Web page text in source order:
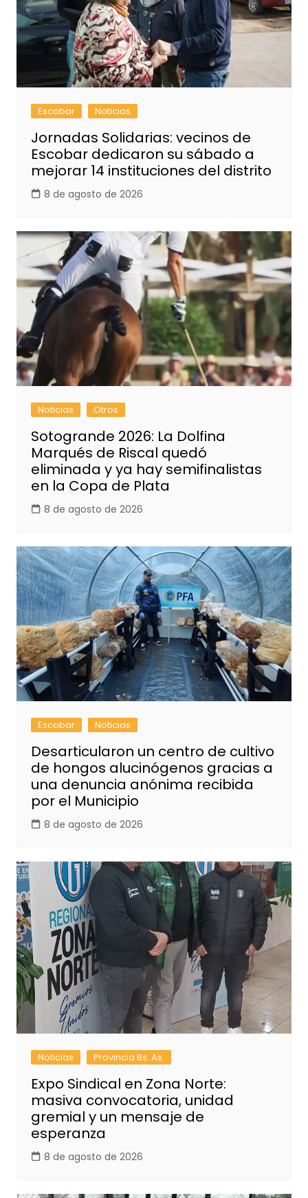
Escobar Noticias
Jornadas Solidarias: vecinos de
Escobar dedicaron su sábado a
mejorar 14 instituciones del distrito
8 de agosto de 2026
Noticias Otros
Sotogrande 2026: La Dolfina
Marqués de Riscal quedó
eliminada y ya hay semifinalistas
en la Copa de Plata
8 de agosto de 2026
Escobar Noticias
Desarticularon un centro de cultivo
de hongos alucinógenos gracias a
una denuncia anónima recibida
por el Municipio
8 de agosto de 2026
Noticias Provincia Bs. As.
Expo Sindical en Zona Norte:
masiva convocatoria, unidad
gremial y un mensaje de
esperanza
8 de agosto de 2026